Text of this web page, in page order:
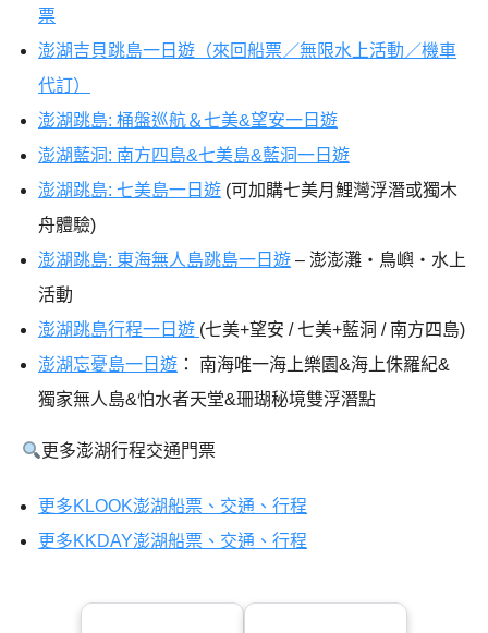
票
澎湖吉貝跳島一日遊（來回船票／無限水上活動／機車
代訂）
澎湖跳島: 桶盤巡航＆七美&望安一日遊
澎湖藍洞: 南方四島&七美島&藍洞一日遊
澎湖跳島: 七美島一日遊 (可加購七美月鯉灣浮潛或獨木
舟體驗)
澎湖跳島: 東海無人島跳島一日遊 – 澎澎灘・鳥嶼・水上
活動
澎湖跳島行程一日遊 (七美+望安 / 七美+藍洞 / 南方四島)
澎湖忘憂島一日遊 ： 南海唯一海上樂園&海上侏羅紀&
獨家無人島&怕水者天堂&珊瑚秘境雙浮潛點
更多澎湖行程交通門票
更多KLOOK澎湖船票、交通、行程
更多KKDAY澎湖船票、交通、行程